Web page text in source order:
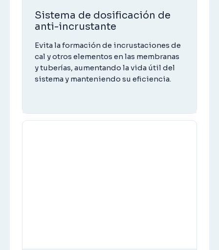
Sistema de dosificación de
anti-incrustante
Evita la formación de incrustaciones de
cal y otros elementos en las membranas
y tuberías, aumentando la vida útil del
sistema y manteniendo su eficiencia.